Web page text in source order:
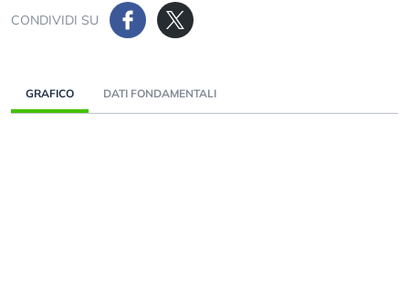
CONDIVIDI SU
GRAFICO DATI FONDAMENTALI